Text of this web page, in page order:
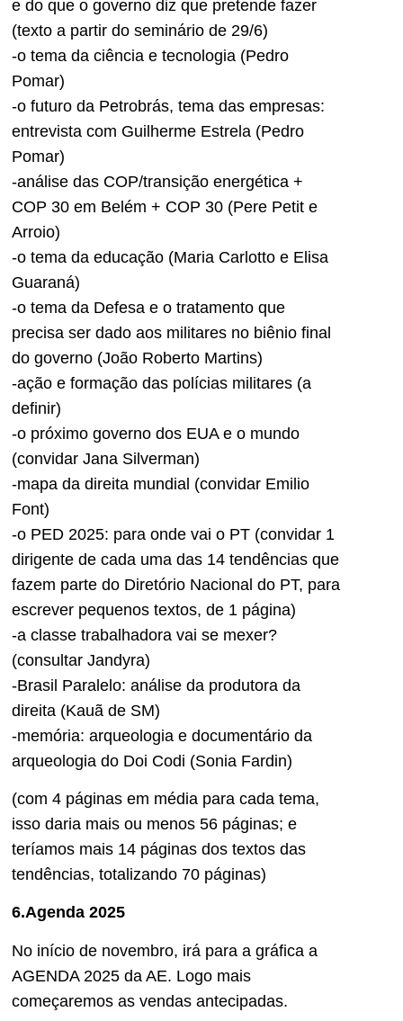
e do que o governo diz que pretende fazer
(texto a partir do seminário de 29/6)
-o tema da ciência e tecnologia (Pedro
Pomar)
-o futuro da Petrobrás, tema das empresas:
entrevista com Guilherme Estrela (Pedro
Pomar)
-análise das COP/transição energética +
COP 30 em Belém + COP 30 (Pere Petit e
Arroio)
-o tema da educação (Maria Carlotto e Elisa
Guaraná)
-o tema da Defesa e o tratamento que
precisa ser dado aos militares no biênio final
do governo (João Roberto Martins)
-ação e formação das polícias militares (a
definir)
-o próximo governo dos EUA e o mundo
(convidar Jana Silverman)
-mapa da direita mundial (convidar Emilio
Font)
-o PED 2025: para onde vai o PT (convidar 1
dirigente de cada uma das 14 tendências que
fazem parte do Diretório Nacional do PT, para
escrever pequenos textos, de 1 página)
-a classe trabalhadora vai se mexer?
(consultar Jandyra)
-Brasil Paralelo: análise da produtora da
direita (Kauã de SM)
-memória: arqueologia e documentário da
arqueologia do Doi Codi (Sonia Fardin)
(com 4 páginas em média para cada tema,
isso daria mais ou menos 56 páginas; e
teríamos mais 14 páginas dos textos das
tendências, totalizando 70 páginas)
6.Agenda 2025
No início de novembro, irá para a gráfica a
AGENDA 2025 da AE. Logo mais
começaremos as vendas antecipadas.